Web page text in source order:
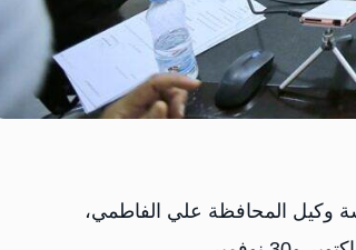
وكيل المحافظة علي الفاطمي،